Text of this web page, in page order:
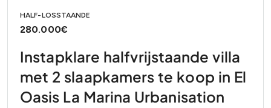
HALF-LOSSTAANDE
280.000€
Instapklare halfvrijstaande villa
met 2 slaapkamers te koop in El
Oasis La Marina Urbanisation